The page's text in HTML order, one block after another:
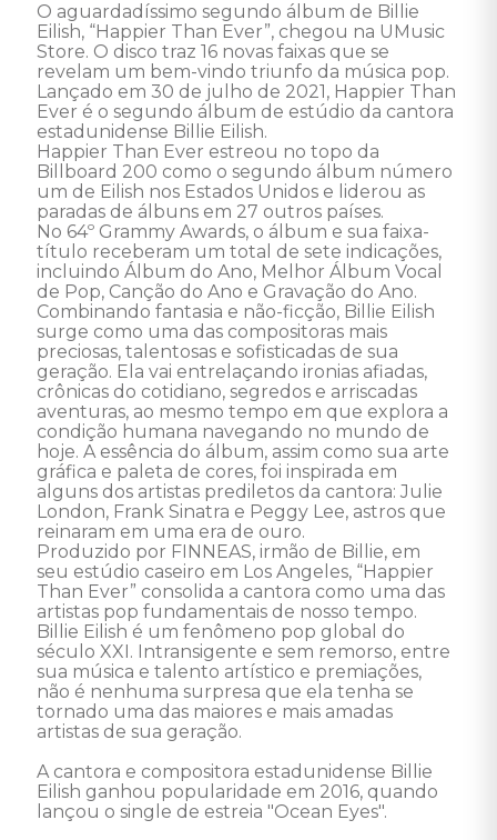
O aguardadíssimo segundo álbum de Billie
Eilish, “Happier Than Ever”, chegou na UMusic
Store. O disco traz 16 novas faixas que se
revelam um bem-vindo triunfo da música pop.
Lançado em 30 de julho de 2021, Happier Than
Ever é o segundo álbum de estúdio da cantora
estadunidense Billie Eilish.
Happier Than Ever estreou no topo da
Billboard 200 como o segundo álbum número
um de Eilish nos Estados Unidos e liderou as
paradas de álbuns em 27 outros países.
No 64º Grammy Awards, o álbum e sua faixa-
título receberam um total de sete indicações,
incluindo Álbum do Ano, Melhor Álbum Vocal
de Pop, Canção do Ano e Gravação do Ano.
Combinando fantasia e não-ficção, Billie Eilish
surge como uma das compositoras mais
preciosas, talentosas e sofisticadas de sua
geração. Ela vai entrelaçando ironias afiadas,
crônicas do cotidiano, segredos e arriscadas
aventuras, ao mesmo tempo em que explora a
condição humana navegando no mundo de
hoje. A essência do álbum, assim como sua arte
gráfica e paleta de cores, foi inspirada em
alguns dos artistas prediletos da cantora: Julie
London, Frank Sinatra e Peggy Lee, astros que
reinaram em uma era de ouro.
Produzido por FINNEAS, irmão de Billie, em
seu estúdio caseiro em Los Angeles, “Happier
Than Ever” consolida a cantora como uma das
artistas pop fundamentais de nosso tempo.
Billie Eilish é um fenômeno pop global do
século XXI. Intransigente e sem remorso, entre
sua música e talento artístico e premiações,
não é nenhuma surpresa que ela tenha se
tornado uma das maiores e mais amadas
artistas de sua geração.
A cantora e compositora estadunidense Billie
Eilish ganhou popularidade em 2016, quando
lançou o single de estreia "Ocean Eyes".